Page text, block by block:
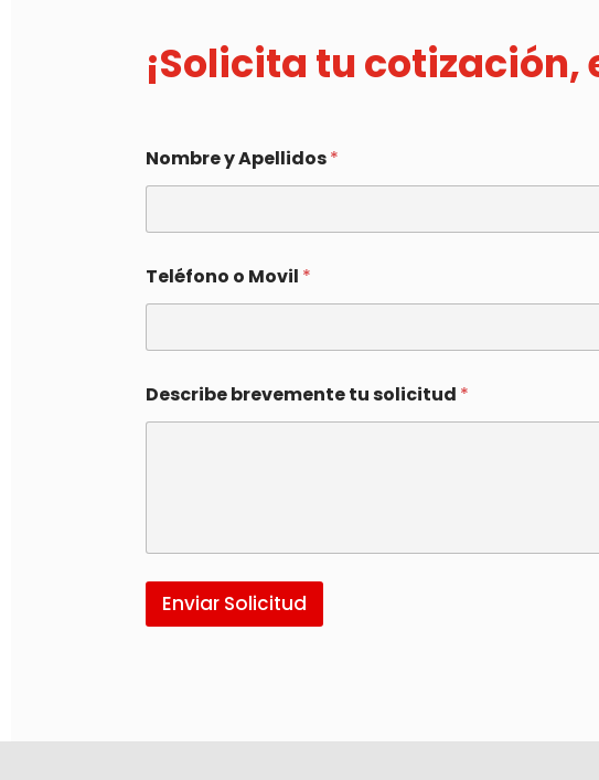
¡Solicita tu
Nombre y Apellidos*
Teléfono o Movil *
Describe brevemente tu solicitud *
Enviar Solicitud